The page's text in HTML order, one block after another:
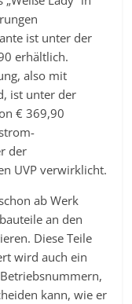
ist unter der
erhältlich.
also mit
ist unter der
€ 369,90
der
UVP verwirklicht.
ab Werk
an den
Diese Teile
wird auch ein
kann, wie er